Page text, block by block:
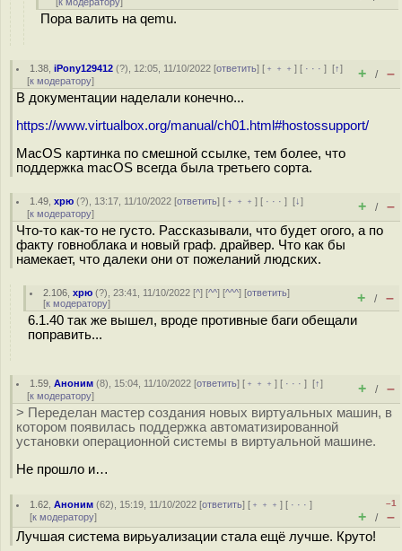
Пора валить на qemu.
1.38 ,iPony129412 (?), 12:05, 11/10/2022 [ответить] [ ﹢﹢﹢] [ · · ·][↑]
[к модератору] + / –
В документации наделали конечно...
https://www.virtualbox.org/manual/ch01.html#hostossupport/
MacOS картинка по смешной ссылке, тем более, что
поддержка macOS всегда была третьего сорта.
1.49 ,хрю (?), 13:17, 11/10/2022 [ответить] [ ﹢﹢﹢] [ · · ·][↓]
[к модератору] + / –
Что-то как-то не густо. Рассказывали, что будет огого, а по
факту говноблака и новый граф. драйвер. Что как бы
намекает, что далеки они от пожеланий людских.
2.106 ,хрю (?), 23:41, 11/10/2022 [^] [^^] [^^^] [ответить]
[к модератору] + / –
6.1.40 так же вышел, вроде противные баги обещали
поправить...
1.59 ,Аноним (8), 15:04, 11/10/2022 [ответить] [ ﹢﹢﹢] [ · · ·][↑]
[к модератору] + / –
> Переделан мастер создания новых виртуальных машин, в
котором появилась поддержка автоматизированной
установки операционной системы в виртуальной машине.
Не прошло и…
1.62 ,Аноним (62), 15:19, 11/10/2022 [ответить] [ ﹢﹢﹢] [ · · ·]
[к модератору]
–1
+ / –
Лучшая система вирьуализации стала ещё лучше. Круто!